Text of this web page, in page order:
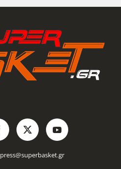
press@superbasket.gr